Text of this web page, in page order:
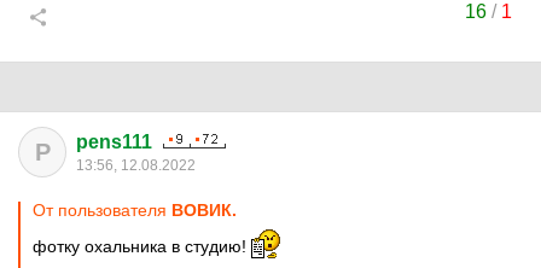
16 / 1
P pens111
13:56, 12.08.2022
От пользователя ВОВИК.
фотку охальника в студию!